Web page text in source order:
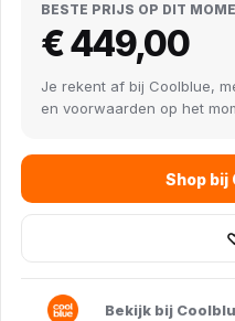
BESTE PRIJS OP DIT
€ 449,00
Je rekent af bij Coolblue,
en voorwaarden op het
Shop bij
Bekijk bij